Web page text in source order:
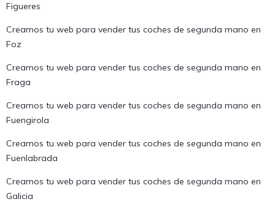
Figueres
Creamos tu web para vender tus coches de segunda mano en
Foz
Creamos tu web para vender tus coches de segunda mano en
Fraga
Creamos tu web para vender tus coches de segunda mano en
Fuengirola
Creamos tu web para vender tus coches de segunda mano en
Fuenlabrada
Creamos tu web para vender tus coches de segunda mano en
Galicia